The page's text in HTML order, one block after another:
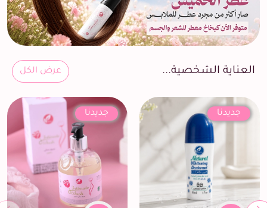
العناية الشخصية... عرض الكل
جديدنا جديدنا